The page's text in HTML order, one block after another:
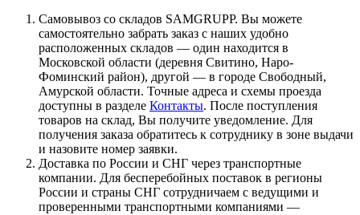
Самовывоз со складов SAMGRUPP. Вы можете
самостоятельно забрать заказ с наших удобно
расположенных складов — один находится в
Московской области (деревня Свитино, Наро-
Фоминский район), другой — в городе Свободный,
Амурской области. Точные адреса и схемы проезда
доступны в разделе Контакты. После поступления
товаров на склад, Вы получите уведомление. Для
получения заказа обратитесь к сотруднику в зоне выдачи
и назовите номер заявки.
Доставка по России и СНГ через транспортные
компании. Для бесперебойных поставок в регионы
России и страны СНГ сотрудничаем с ведущими и
проверенными транспортными компаниями —